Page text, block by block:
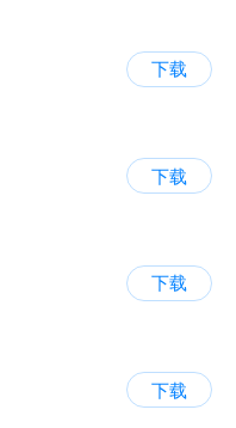
下载
下载
下载
下载